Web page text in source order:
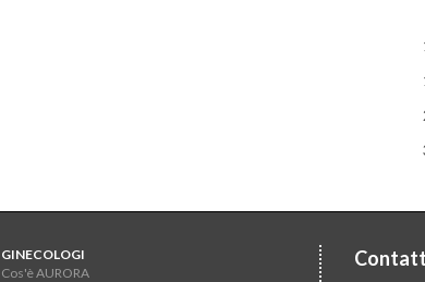
GINECOLOGI
Cos'è AURORA